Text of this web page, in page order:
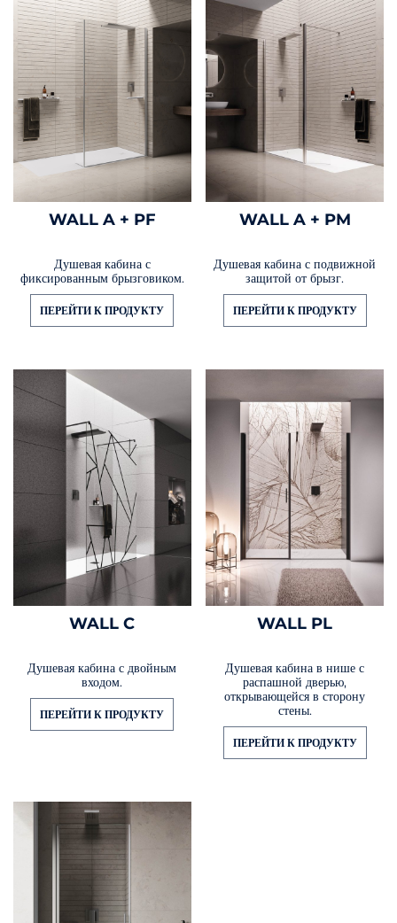
WALL A + PF
Душевая кабина с
фиксированным брызговиком.
ПЕРЕЙТИ К ПРОДУКТУ
WALL A + PM
Душевая кабина с подвижной
защитой от брызг.
ПЕРЕЙТИ К ПРОДУКТУ
WALL C
Душевая кабина с двойным
входом.
ПЕРЕЙТИ К ПРОДУКТУ
WALL PL
Душевая кабина в нише с
распашной дверью,
открывающейся в сторону
стены.
ПЕРЕЙТИ К ПРОДУКТУ